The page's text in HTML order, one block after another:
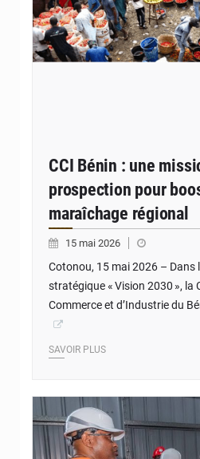
CCI Bénin : une
prospection pour
maraîchage régional
15 mai 2026
Cotonou, 15 mai 2026 – Dans
stratégique « Vision 2030 », la
Commerce et d’Industrie du
SAVOIR PLUS